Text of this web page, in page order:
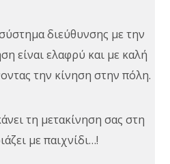
διεύθυνσης με την
είναι ελαφρύ και με καλή
την κίνηση στην πόλη.
τη μετακίνηση σας στη
με παιχνίδι…!